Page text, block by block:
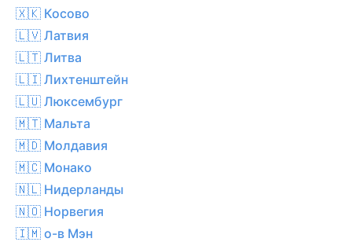
🇽🇰 Косово
🇱🇻 Латвия
🇱🇹 Литва
🇱🇮 Лихтенштейн
🇱🇺 Люксембург
🇲🇹 Мальта
🇲🇩 Молдавия
🇲🇨 Монако
🇳🇱 Нидерланды
🇳🇴 Норвегия
🇮🇲 о-в Мэн